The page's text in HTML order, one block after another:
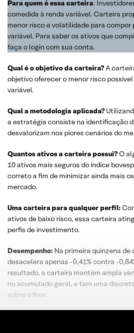
Para quem é essa carteira:
comedida à renda variável. Carteira
menor risco e volatilidade para compor
variável. Para saber os ativos que
faça o login com sua conta.
Qual é oobjetivodacarteira?A
objetivo oferecer o menor risco
variável.
Qual a metodologia aplicada?
a estratégia consiste na identificação
desvalorizam nos piores cenários do
Quantos ativos a carteira possui?O
10 ativos mais seguros do índice
correto a fim de minimizar ainda mais
mercado.
Uma carteira para qualquer perfil:
ativos de baixo risco, essa carteira
perfis de investimento.
Desempenho: Na primeira quinzena
desacelera apenas -0,41% contra -
resultado, a carteira mantém ampla
no acumulado geral, e tem uma
sobre o Ibov.